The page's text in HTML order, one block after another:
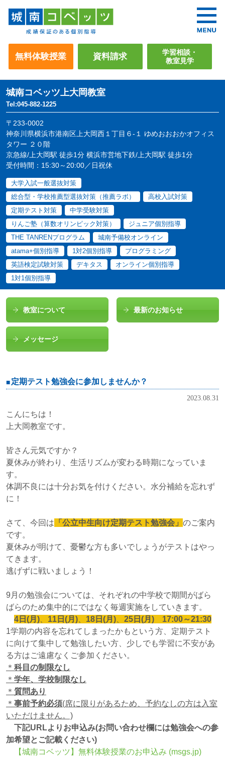
無料体験授業 資料請求
学習相談・
教室見学
城南コベッツ上大岡教室
Tel:045-882-1225
〒233-0002
神奈川県横浜市港南区上大岡西１丁目６-１ ゆめおおおかオフィス
タワー ２０階
京急線/上大岡駅 徒歩1分 横浜市営地下鉄/上大岡駅 徒歩1分
受付時間：15:30～20:00／日祝休
大学入試一般選抜対策
総合型・学校推薦型選抜対策（推薦ラボ）
高校入試対策
定期テスト対策
中学受験対策
りんご塾（算数オリンピック対策）
ジュニア個別指導
THE TANRENプログラム
城南予備校オンライン
atama+個別指導
1対2個別指導
プログラミング
英語検定試験対策
デキタス
オンライン個別指導
1対1個別指導
教室について 最新のお知らせ
メッセージ
定期テスト勉強会に参加しませんか？
2023.08.31
こんにちは！
上大岡教室です。
皆さん元気ですか？
夏休みが終わり、生活リズムが変わる時期になっていま
す。
体調不良には十分お気を付けください。水分補給を忘れず
に！
さて、今回は 「公立中生向け定期テスト勉強会」 のご案内
です。
夏休みが明けて、憂鬱な方も多いでしょうがテストはやっ
てきます。
逃げずに戦いましょう！
9月の勉強会については、それぞれの中学校で期間がばら
ばらのため集中的にではなく毎週実施をしていきます。
4日(月)
11日(月) 18日(月) 25日(月)
17:00～21:30
1学期の内容を忘れてしまったかもという方、定期テスト
に向けて集中して勉強したい方、少しでも学習に不安があ
る方はご遠慮なくご参加ください。
＊ 科目の制限なし
＊ 学年、学校制限なし
＊ 質問あり
＊ 事前予約必須(席に限りがあるため、予約なしの方は入室
いただけません。)
下記URLよりお申込み(お問い合わせ欄には勉強会への参
加希望とご記載ください)
【城南コベッツ】無料体験授業のお申込み (msgs.jp)